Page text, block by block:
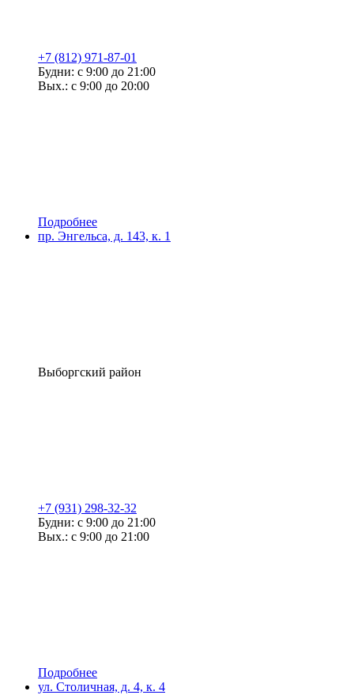
+7 (812) 971-87-01
Будни: с 9:00 до 21:00
Вых.: с 9:00 до 20:00
Подробнее
пр. Энгельса, д. 143, к. 1
Выборгский район
+7 (931) 298-32-32
Будни: с 9:00 до 21:00
Вых.: с 9:00 до 21:00
Подробнее
ул. Столичная, д. 4, к. 4